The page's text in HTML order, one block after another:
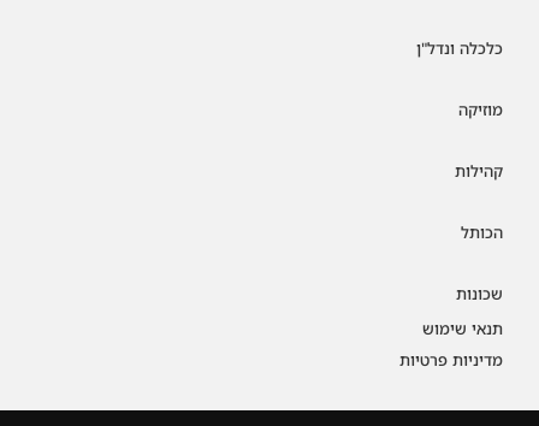
כלכלה ונדל"ן
מוזיקה
קהילות
הכותל
שכונות
תנאי שימוש
מדיניות פרטיות